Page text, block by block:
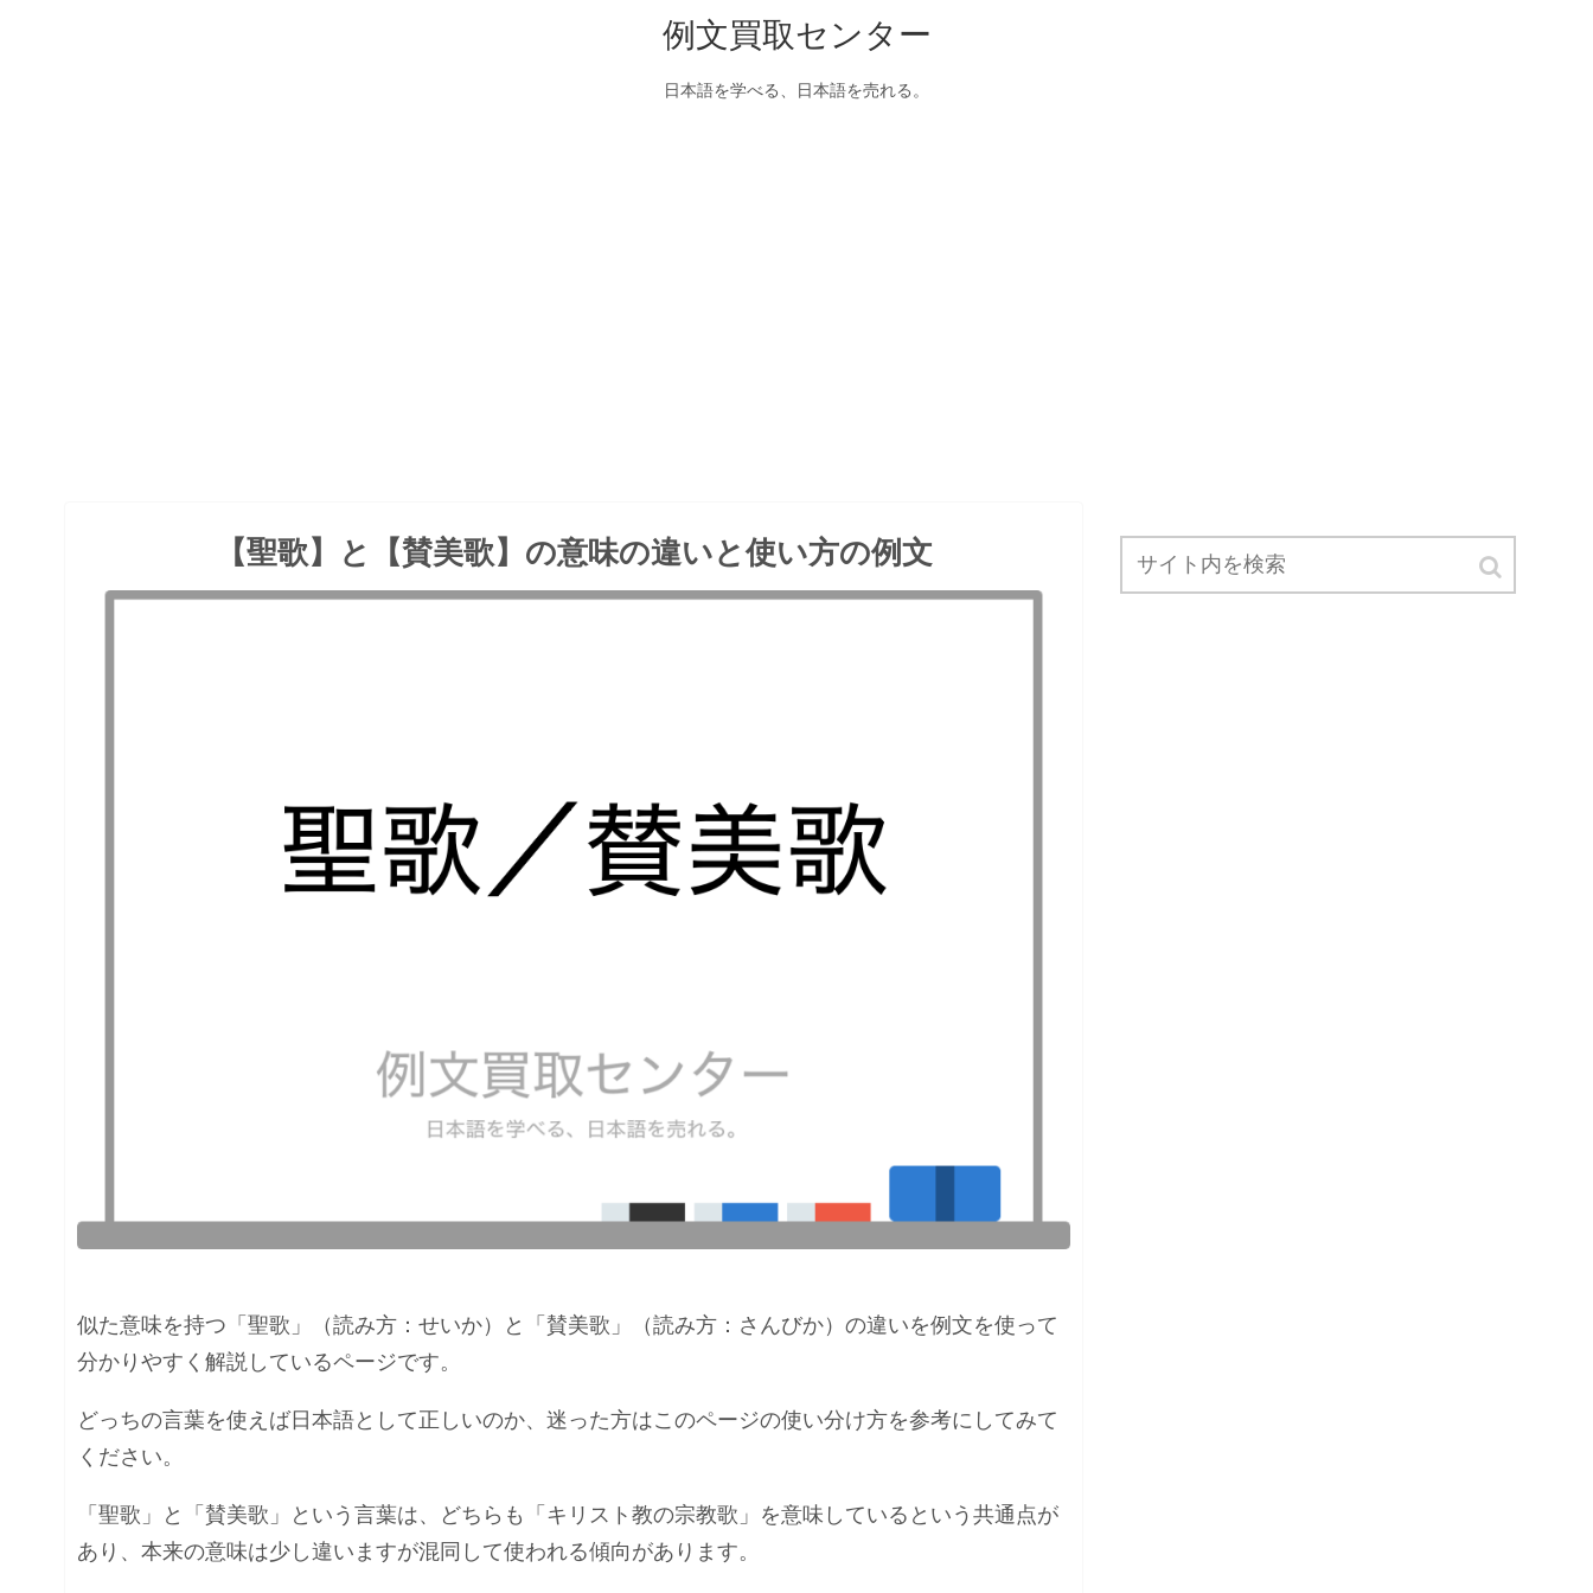
例文買取センター
日本語を学べる、日本語を売れる。
【聖歌】と【賛美歌】の意味の違いと使い方の例文
似た意味を持つ「聖歌」（読み方：せいか）と「賛美歌」（読み方：さんびか）の違いを例文を使って
分かりやすく解説しているページです。
どっちの言葉を使えば日本語として正しいのか、迷った方はこのページの使い分け方を参考にしてみて
ください。
「聖歌」と「賛美歌」という言葉は、どちらも「キリスト教の宗教歌」を意味しているという共通点が
あり、本来の意味は少し違いますが混同して使われる傾向があります。